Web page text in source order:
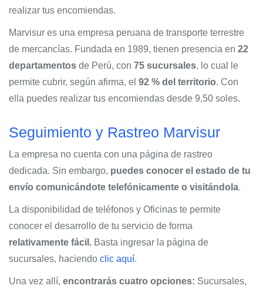
realizar tus encomiendas.
Marvisur es una empresa peruana de transporte terrestre
de mercancías. Fundada en 1989, tienen presencia en 22
departamentos de Perú, con 75 sucursales, lo cual le
permite cubrir, según afirma, el 92 % del territorio. Con
ella puedes realizar tus encomiendas desde 9,50 soles.
Seguimiento y Rastreo Marvisur
La empresa no cuenta con una página de rastreo
dedicada. Sin embargo, puedes conocer el estado de tu
envío comunicándote telefónicamente o visitándola.
La disponibilidad de teléfonos y Oficinas te permite
conocer el desarrollo de tu servicio de forma
relativamente fácil. Basta ingresar la página de
sucursales, haciendo clic aquí.
Una vez allí, encontrarás cuatro opciones: Sucursales,